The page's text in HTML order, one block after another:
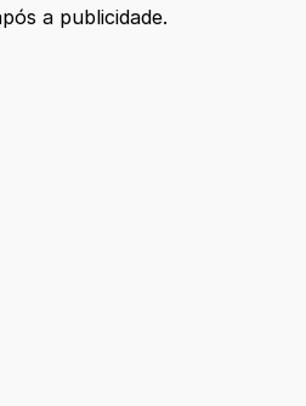
a publicidade.